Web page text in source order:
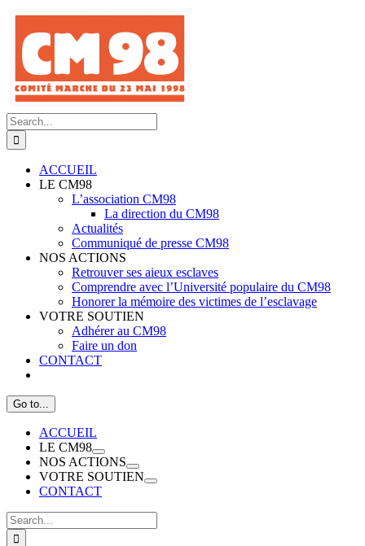
Skip
content
Search
for:
ACCUEIL
LE CM98
L’association CM98
La direction du CM98
Actualités
Communiqué de presse CM98
NOS ACTIONS
Retrouver ses aieux esclaves
Comprendre avec l’Université populaire du CM98
Honorer la mémoire des victimes de l’esclavage
VOTRE SOUTIEN
Adhérer au CM98
Faire un don
CONTACT
Go to...
ACCUEIL
LE CM98
NOS ACTIONS
VOTRE SOUTIEN
CONTACT
Search
for: